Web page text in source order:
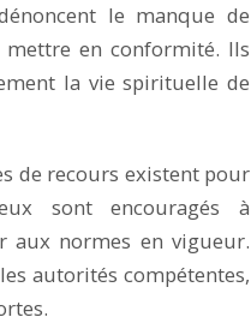
le manque de
en conformité. Ils
la vie spirituelle de
de recours existent pour
sont encouragés à
aux normes en vigueur.
autorités compétentes,